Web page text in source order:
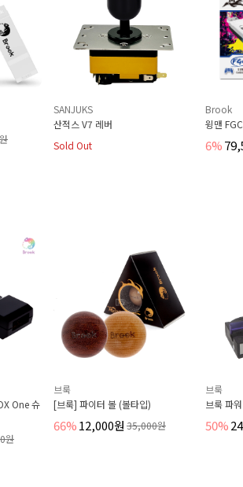
Brook
윙맨 FGC 2세대 PS5 컨버터
6%79,500원
산와
[산와]
브룩
브룩 파워베이 스위치 충전독
50%24,000원 48,000원
브룩
브룩 스
컨버터